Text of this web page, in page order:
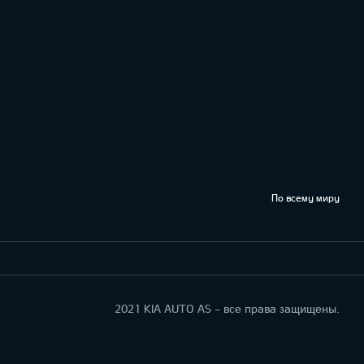
По всему миру
2021 KIA AUTO AS - все права защищены.